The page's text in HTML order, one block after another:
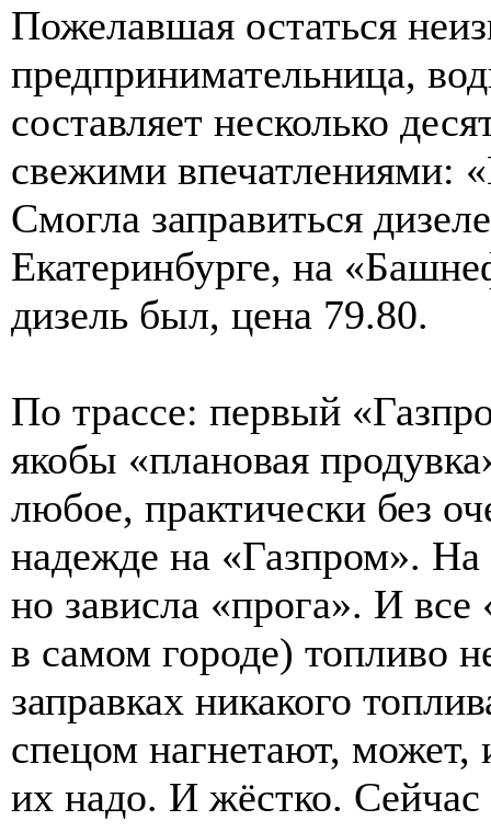
Пожелавшая остаться
предпринимательница,
составляет несколько
свежими впечатлениями:
Смогла заправиться
Екатеринбурге, на
дизель был, цена 79.80.
По трассе: первый
якобы «плановая
любое, практически без
надежде на «Газпром».
но зависла «прога». И
в самом городе) топливо
заправках никакого
спецом нагнетают, может,
их надо. И жёстко.